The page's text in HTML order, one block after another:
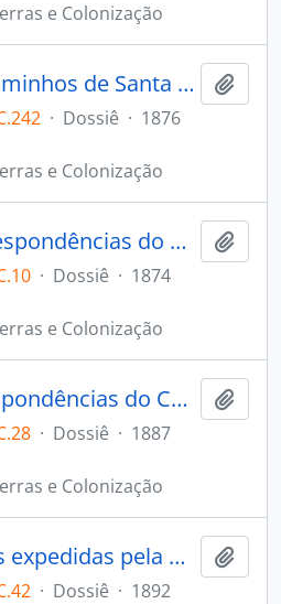
e Colonização
Contratos para caminhos de Santa Leopoldina.
· Dossiê · 1876
e Colonização
Copiador da correspondências do Diretor da Colônia do Rio Novo com o Ministro da Agricultura e o Presidente.
· Dossiê · 1874
e Colonização
Cópias das correspondências do Chefe da Comissão da ex-Colônia Castelo com o Inspetor Geral e diversos funcionários.
· Dossiê · 1887
e Colonização
Correspondências expedidas pela Diretoria de Terras e Colonização.
· Dossiê · 1892